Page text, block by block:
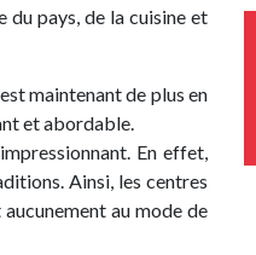
du pays, de la cuisine et
maintenant de plus en
et abordable.
En effet,
Ainsi, les centres
au mode de